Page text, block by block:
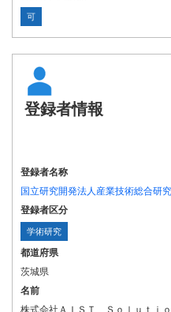
可
登録者情報
登録者名称
国立研究開発法人産業技術総合研
登録者区分
学術研究
都道府県
茨城県
名前
株式会社ＡＩＳＴ Ｓｏｌｕｔｉｏ